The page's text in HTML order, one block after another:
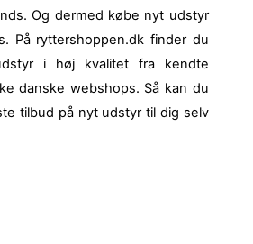
Og dermed købe nyt udstyr
På ryttershoppen.dk finder du
i høj kvalitet fra kendte
danske webshops. Så kan du
tilbud på nyt udstyr til dig selv